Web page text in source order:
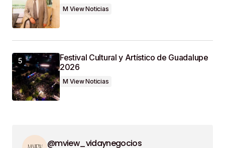
M View Noticias
Festival Cultural y Artístico de Guadalupe
2026
M View Noticias
@mview_vidaynegocios